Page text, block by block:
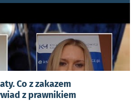
Co z zakazem
z prawnikiem